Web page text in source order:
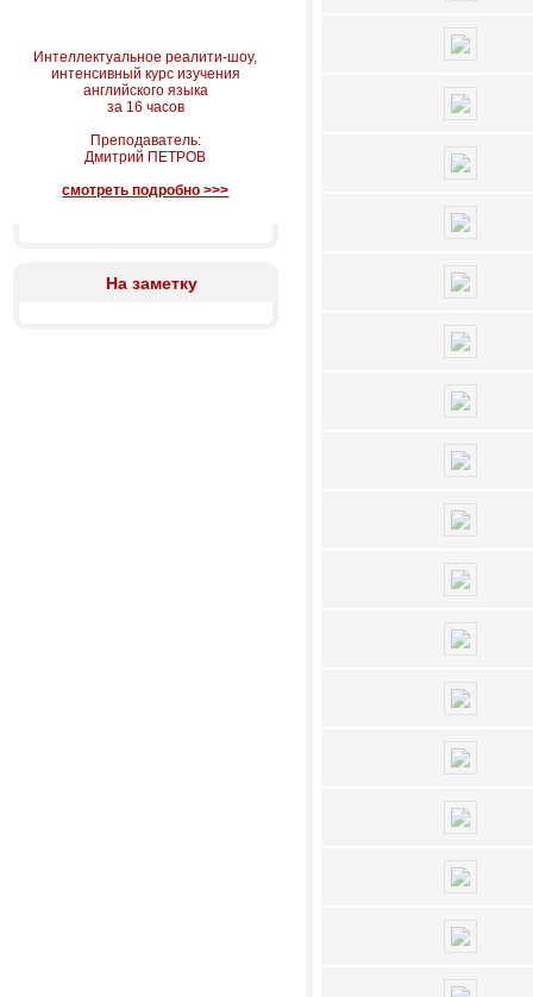
Интеллектуальное реалити-шоу,
интенсивный курс изучения
английского языка
за 16 часов
Преподаватель:
Дмитрий ПЕТРОВ
смотреть подробно >>>
На заметку